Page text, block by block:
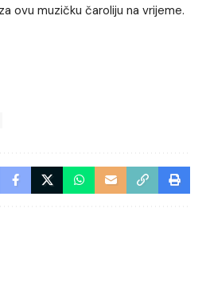
ovu muzičku čaroliju na vrijeme.